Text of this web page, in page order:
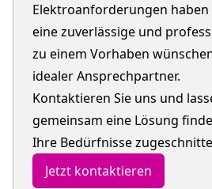
Elektroanforderungen
eine zuverlässige und
zu einem Vorhaben
idealer Ansprechpartner.
Kontaktieren Sie uns und
gemeinsam eine Lösung
Ihre Bedürfnisse
Jetzt kontaktieren